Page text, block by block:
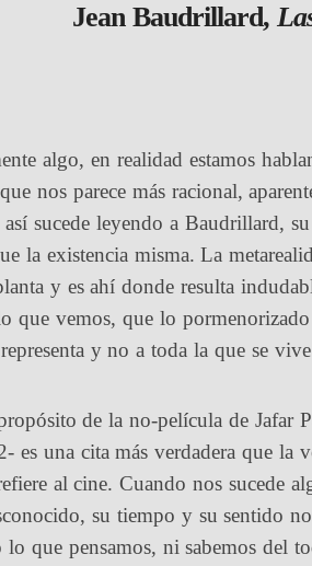
Jean Baudrillard,
algo, en realidad estamos
nos parece más racional,
sucede leyendo a Baudrillard,
la existencia misma. La
y es ahí donde resulta
que vemos, que lo
y no a toda la que se
de la no-película de Jafar
es una cita más verdadera que la
al cine. Cuando nos sucede
su tiempo y su sentido
que pensamos, ni sabemos del